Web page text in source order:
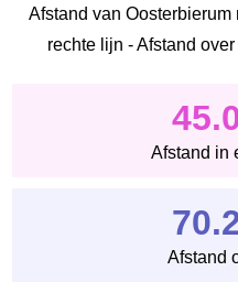
Afstand van Oosterbierum
rechte lijn - Afstand
Afstand in
Afstand